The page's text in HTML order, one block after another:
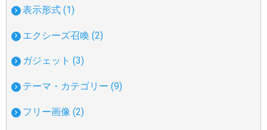
表示形式 (1)
エクシーズ召喚 (2)
ガジェット (3)
テーマ・カテゴリー (9)
フリー画像 (2)